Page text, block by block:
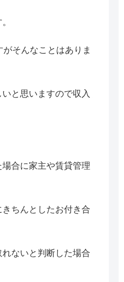
そんなことはありま
と思いますので収入
合に家主や賃貸管理
ちんとしたお付き合
ないと判断した場合